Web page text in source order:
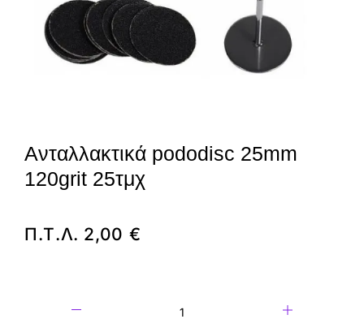
Ανταλλακτικά pododisc 25mm
120grit 25τμχ
Π.Τ.Λ. 2,00 €